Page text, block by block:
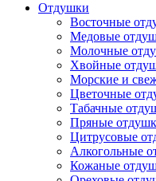
Отдушки
Восточные
Медовые
Молочные
Хвойные
Морские и
Цветочные
Табачные
Пряные
Цитрусовые
Алкогольные
Кожаные